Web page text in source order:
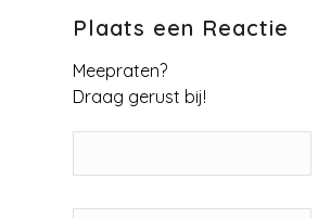
Plaats een Reactie
Meepraten?
Draag gerust bij!